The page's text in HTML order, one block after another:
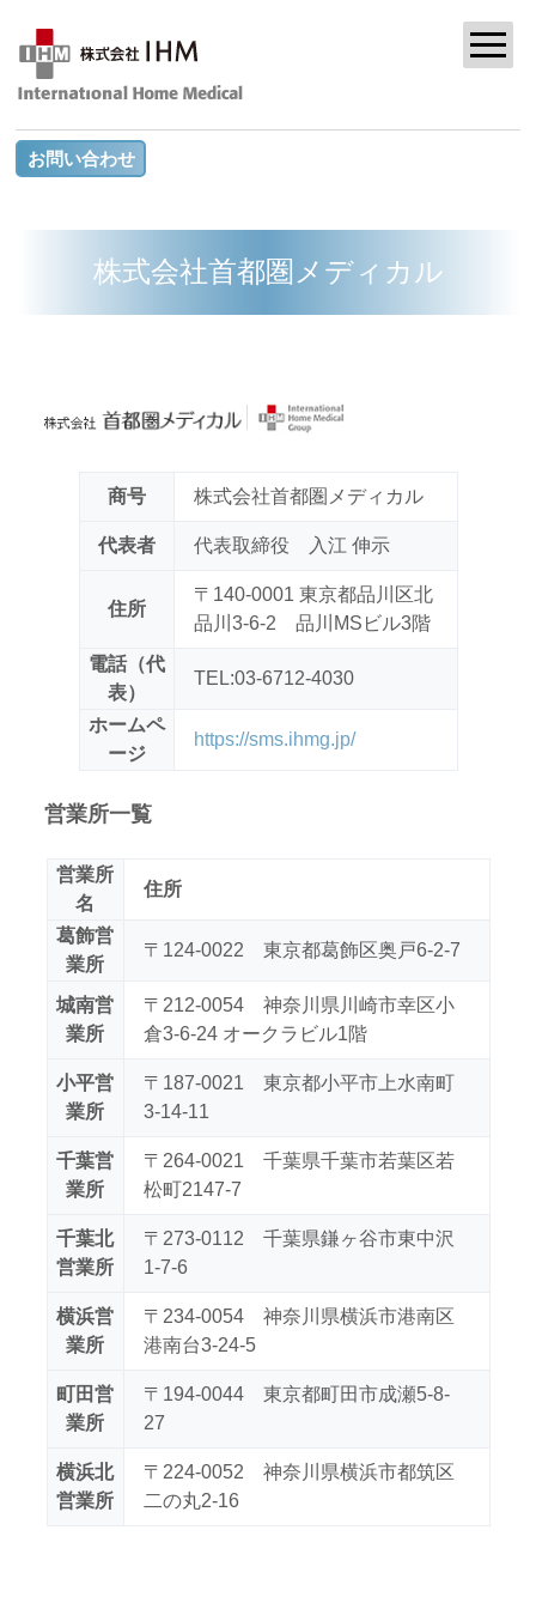
お問い合わせ
株式会社首都圏メディカル
商号 株式会社首都圏メディカル
代表者 代表取締役 入江 伸示
住所
〒140-0001 東京都品川区北
品川3-6-2 品川MSビル3階
電話（代
表）
TEL:03-6712-4030
ホームペ
ージ
https://sms.ihmg.jp/
営業所一覧
営業所
名
住所
葛飾営
業所
〒124-0022 東京都葛飾区奥戸6-2-7
城南営
業所
〒212-0054 神奈川県川崎市幸区小
倉3-6-24 オークラビル1階
小平営
業所
〒187-0021 東京都小平市上水南町
3-14-11
千葉営
業所
〒264-0021 千葉県千葉市若葉区若
松町2147-7
千葉北
営業所
〒273-0112 千葉県鎌ヶ谷市東中沢
1-7-6
横浜営
業所
〒234-0054 神奈川県横浜市港南区
港南台3-24-5
町田営
業所
〒194-0044 東京都町田市成瀬5-8-
27
横浜北
営業所
〒224-0052 神奈川県横浜市都筑区
二の丸2-16